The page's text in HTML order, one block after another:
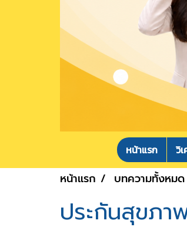
หน้าแรก วิ
หน้าแรก บทความทั้งหมด
ประกันสุขภ